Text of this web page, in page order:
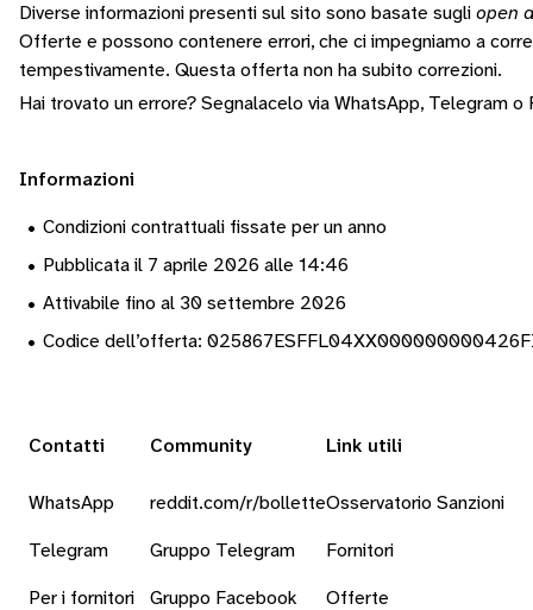
Diverse informazioni presenti sul sito sono basate sugli open
Offerte e possono contenere errori, che ci impegniamo a
tempestivamente. Questa offerta non ha subito correzioni.
Hai trovato un errore? Segnalacelo via WhatsApp, Telegram o
Informazioni
• Condizioni contrattuali fissate per un anno
• Pubblicata il 7 aprile 2026 alle 14:46
• Attivabile fino al 30 settembre 2026
• Codice dell’offerta:
Contatti
WhatsApp
Telegram
Per i fornitori
Community
reddit.com/r/bollette
Gruppo Telegram
Gruppo Facebook
Link utili
Osservatorio Sanzioni
Fornitori
Offerte